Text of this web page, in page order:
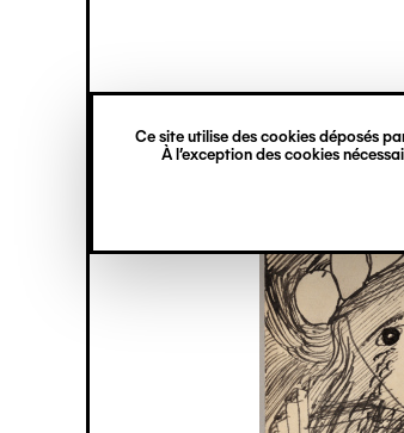
Ce site utilise des cookies déposés
À l’exception des cookies
principal
verticale